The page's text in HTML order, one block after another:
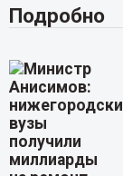
Подробно